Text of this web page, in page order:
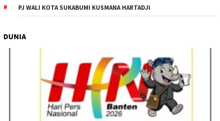
PJ WALI KOTA SUKABUMI KUSMANA HARTADJI
DUNIA